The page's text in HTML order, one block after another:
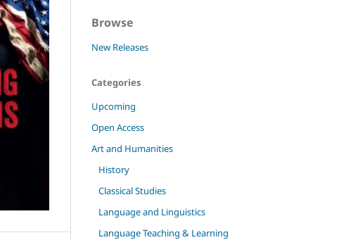
Browse
New Releases
Categories
Upcoming
Open Access
Art and Humanities
History
Classical Studies
Language and Linguistics
Language Teaching & Learning